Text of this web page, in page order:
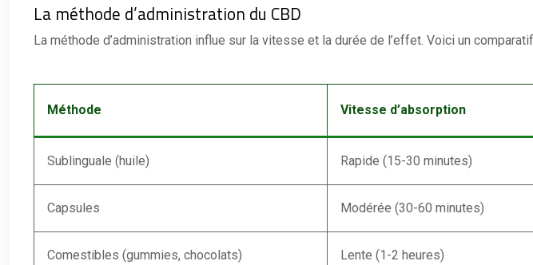
La méthode d’administration du CBD
La méthode d’administration influe sur la vitesse et la durée de l’effet. Voici un
Méthode Vitesse d’absorption
Sublinguale (huile) Rapide (15-30 minutes)
Capsules Modérée (30-60 minutes)
Comestibles (gummies, chocolats) Lente (1-2 heures)